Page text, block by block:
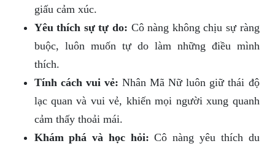
giấu cảm xúc.
Yêu thích sự tự do: Cô nàng không chịu sự ràng
buộc, luôn muốn tự do làm những điều mình
thích.
Tính cách vui vẻ: Nhân Mã Nữ luôn giữ thái độ
lạc quan và vui vẻ, khiến mọi người xung quanh
cảm thấy thoải mái.
Khám phá và học hỏi: Cô nàng yêu thích du